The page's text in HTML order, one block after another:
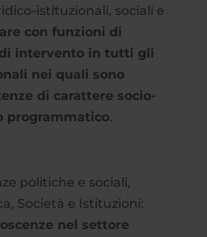
istituzionali, sociali e
con funzioni di
intervento in tutti gli
nei quali sono
di carattere socio-
programmatico.
politiche e sociali,
Società e Istituzioni:
nel settore